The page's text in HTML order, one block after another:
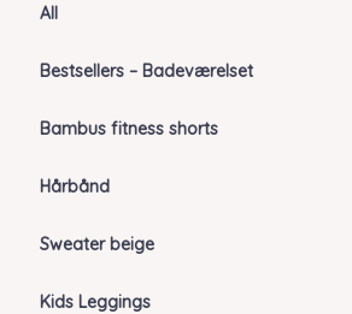
All
Bestsellers – Badeværelset
Bambus fitness shorts
Hårbånd
Sweater beige
Kids Leggings